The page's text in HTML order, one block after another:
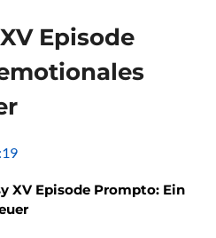
Episode
XV Episode Prompto: Ein